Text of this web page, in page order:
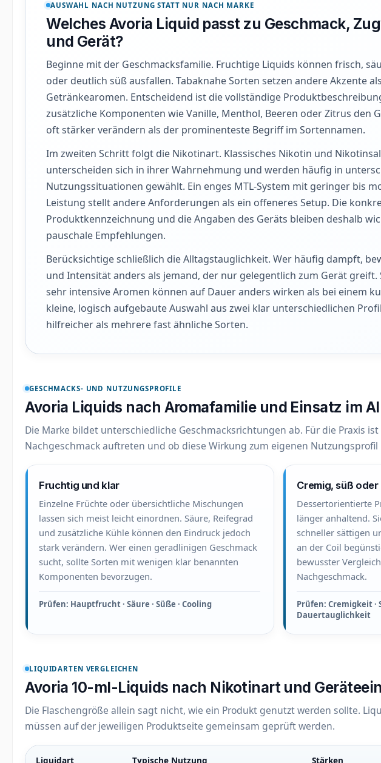
AUSWAHL NACH NUTZUNG STATT NUR NACH MARKE
Welches Avoria Liquid passt zu Geschmack,
und Gerät?
Beginne mit der Geschmacksfamilie. Fruchtige Liquids können frisch,
oder deutlich süß ausfallen. Tabaknahe Sorten setzen andere Akzente
Getränkearomen. Entscheidend ist die vollständige
zusätzliche Komponenten wie Vanille, Menthol, Beeren oder Zitrus den
oft stärker verändern als der prominenteste Begriff im Sortennamen.
Im zweiten Schritt folgt die Nikotinart. Klassisches Nikotin und
unterscheiden sich in ihrer Wahrnehmung und werden häufig in
Nutzungssituationen gewählt. Ein enges MTL-System mit geringer bis
Leistung stellt andere Anforderungen als ein offeneres Setup. Die
Produktkennzeichnung und die Angaben des Geräts bleiben deshalb
pauschale Empfehlungen.
Berücksichtige schließlich die Alltagstauglichkeit. Wer häufig dampft,
und Intensität anders als jemand, der nur gelegentlich zum Gerät greift.
sehr intensive Aromen können auf Dauer anders wirken als bei einem
kleine, logisch aufgebaute Auswahl aus zwei klar unterschiedlichen
hilfreicher als mehrere fast ähnliche Sorten.
GESCHMACKS- UND NUTZUNGSPROFILE
Avoria Liquids nach Aromafamilie und Einsatz im
Die Marke bildet unterschiedliche Geschmacksrichtungen ab. Für die Praxis
Nachgeschmack auftreten und ob diese Wirkung zum eigenen Nutzungsprofil
Fruchtig und klar
Einzelne Früchte oder übersichtliche Mischungen
lassen sich meist leicht einordnen. Säure, Reifegrad
und zusätzliche Kühle können den Eindruck jedoch
stark verändern. Wer einen geradlinigen Geschmack
sucht, sollte Sorten mit wenigen klar benannten
Komponenten bevorzugen.
Prüfen: Hauptfrucht · Säure · Süße · Cooling
Cremig, süß
Dessertorientierte
länger anhaltend.
schneller sättigen
an der Coil
bewusster
Nachgeschmack.
Prüfen: Cremigkeit ·
Dauertauglichkeit
LIQUIDARTEN VERGLEICHEN
Avoria 10-ml-Liquids nach Nikotinart und
Die Flaschengröße allein sagt nicht, wie ein Produkt genutzt werden sollte.
müssen auf der jeweiligen Produktseite gemeinsam geprüft werden.
Liquidart Typische Nutzung Stärken